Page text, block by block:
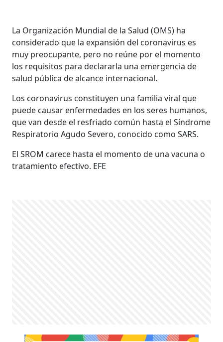
La Organización Mundial de la Salud (OMS) ha
considerado que la expansión del coronavirus es
muy preocupante, pero no reúne por el momento
los requisitos para declararla una emergencia de
salud pública de alcance internacional.
Los coronavirus constituyen una familia viral que
puede causar enfermedades en los seres humanos,
que van desde el resfriado común hasta el Síndrome
Respiratorio Agudo Severo, conocido como SARS.
El SROM carece hasta el momento de una vacuna o
tratamiento efectivo. EFE